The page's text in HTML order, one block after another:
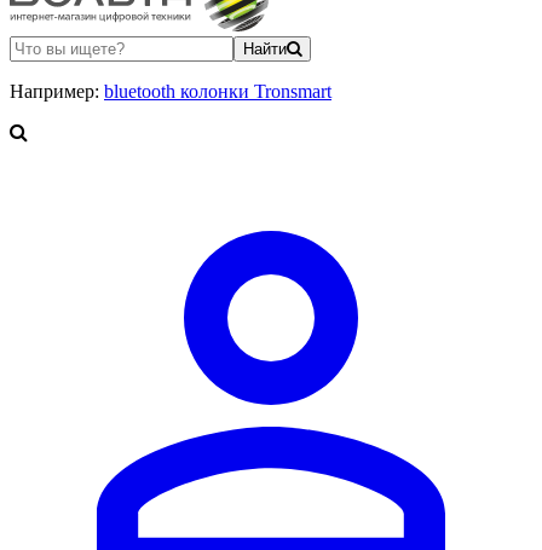
Найти
Например: bluetooth колонки Tronsmart